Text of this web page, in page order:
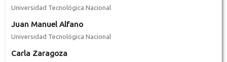
Universidad Tecnológica Nacional
Juan Manuel Alfano
Universidad Tecnológica Nacional
Carla Zaragoza